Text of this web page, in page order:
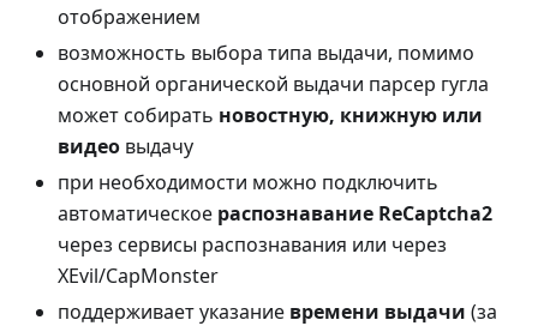
отображением
возможность выбора типа выдачи, помимо
основной органической выдачи парсер гугла
может собирать новостную, книжную или
видео выдачу
при необходимости можно подключить
автоматическое распознавание ReCaptcha2
через сервисы распознавания или через
XEvil/CapMonster
поддерживает указание времени выдачи (за